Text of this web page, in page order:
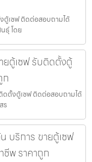
ตู้เซฟ ติดต่อสอบถามได้
ธุ์ โดย
ยตู้เซฟ รับติดตั้งตู้
ดตั้งตู้เซฟ ติดต่อสอบถามได้
ร
บริการ ขายตู้เซฟ
พ ราคาถูก